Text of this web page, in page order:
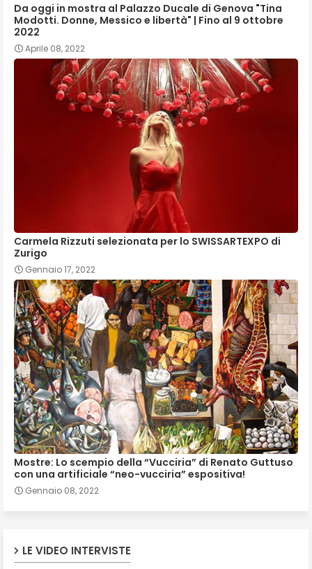
Da oggi in mostra al Palazzo Ducale di Genova "Tina
Modotti. Donne, Messico e libertà" | Fino al 9 ottobre
2022
Aprile 08, 2022
Carmela Rizzuti selezionata per lo SWISSARTEXPO di
Zurigo
Gennaio 17, 2022
Mostre: Lo scempio della “Vucciria” di Renato Guttuso
con una artificiale “neo-vucciria” espositiva!
Gennaio 08, 2022
LE VIDEO INTERVISTE